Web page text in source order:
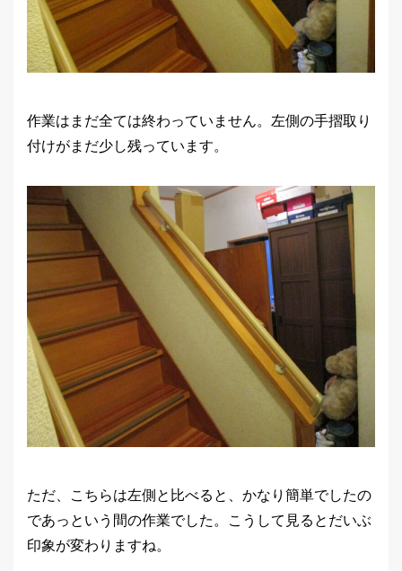
作業はまだ全ては終わっていません。左側の手摺取り
付けがまだ少し残っています。
ただ、こちらは左側と比べると、かなり簡単でしたの
であっという間の作業でした。こうして見るとだいぶ
印象が変わりますね。